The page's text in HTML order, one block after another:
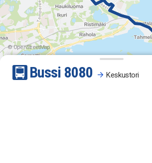
© OpenStreetMap
Bussi 8080 Keskustori